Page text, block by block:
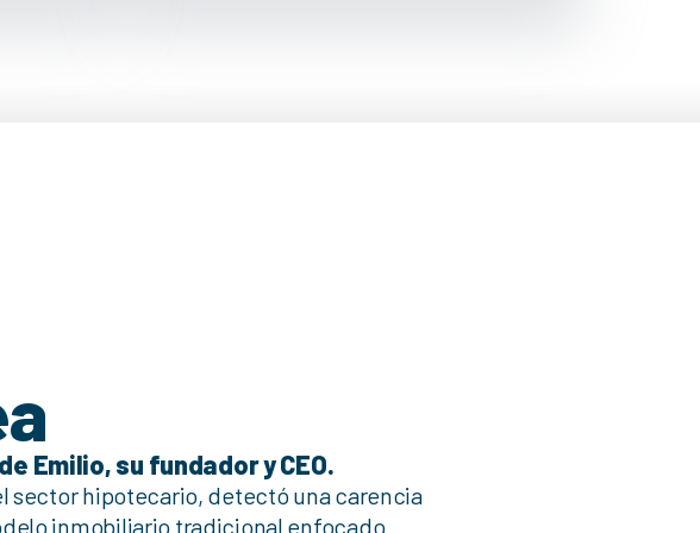
Emilio, su fundador y CEO.
sector hipotecario, detectó una carencia
inmobiliario tradicional enfocado